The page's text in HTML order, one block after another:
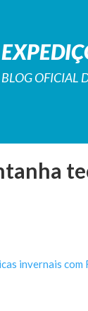
BLOG OFICIAL